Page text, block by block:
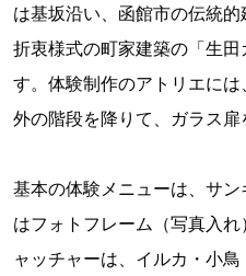
は基坂沿い、函館市の伝統
折衷様式の町家建築の「生
す。体験制作のアトリエに
外の階段を降りて、ガラス扉
基本の体験メニューは、サ
はフォトフレーム（写真入
ャッチャーは、イルカ・小